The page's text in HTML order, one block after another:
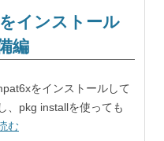
インストール
編
をインストールして
、pkg installを使っても
む